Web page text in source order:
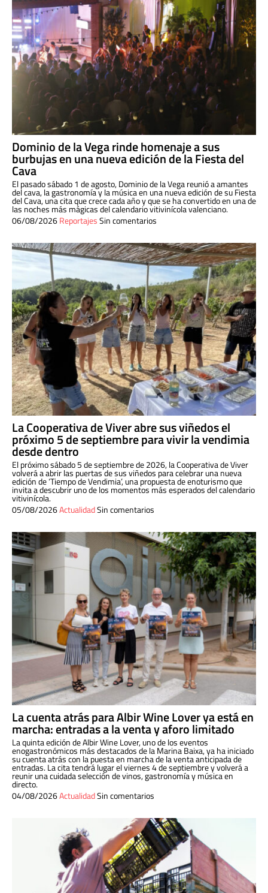
Dominio de la Vega rinde homenaje a sus
burbujas en una nueva edición de la Fiesta del
Cava
El pasado sábado 1 de agosto, Dominio de la Vega reunió a amantes
del cava, la gastronomía y la música en una nueva edición de su Fiesta
del Cava, una cita que crece cada año y que se ha convertido en una de
las noches más mágicas del calendario vitivinícola valenciano.
06/08/2026ReportajesSin comentarios
La Cooperativa de Viver abre sus viñedos el
próximo 5 de septiembre para vivir la vendimia
desde dentro
El próximo sábado 5 de septiembre de 2026, la Cooperativa de Viver
volverá a abrir las puertas de sus viñedos para celebrar una nueva
edición de ‘Tiempo de Vendimia’, una propuesta de enoturismo que
invita a descubrir uno de los momentos más esperados del calendario
vitivinícola.
05/08/2026ActualidadSin comentarios
La cuenta atrás para Albir Wine Lover ya está en
marcha: entradas a la venta y aforo limitado
La quinta edición de Albir Wine Lover, uno de los eventos
enogastronómicos más destacados de la Marina Baixa, ya ha iniciado
su cuenta atrás con la puesta en marcha de la venta anticipada de
entradas. La cita tendrá lugar el viernes 4 de septiembre y volverá a
reunir una cuidada selección de vinos, gastronomía y música en
directo.
04/08/2026ActualidadSin comentarios